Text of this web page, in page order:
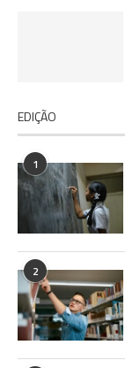
EDIÇÃO
1
2